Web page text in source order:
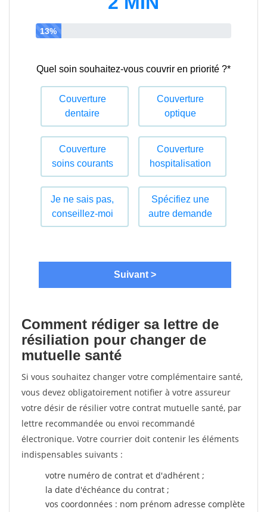
Comment rédiger sa lettre de
résiliation pour changer de
mutuelle santé
Si vous souhaitez changer votre complémentaire santé,
vous devez obligatoirement notifier à votre assureur
votre désir de résilier votre contrat mutuelle santé, par
lettre recommandée ou envoi recommandé
électronique. Votre courrier doit contenir les éléments
indispensables suivants :
votre numéro de contrat et d'adhérent ;
la date d'échéance du contrat ;
vos coordonnées : nom prénom adresse complète